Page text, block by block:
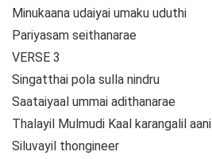
Minukaana udaiyai umaku uduthi
Pariyasam seithanarae
VERSE 3
Singatthai pola sulla nindru
Saataiyaal ummai adithanarae
Thalayil Mulmudi Kaal karangalil aani
Siluvayil thongineer